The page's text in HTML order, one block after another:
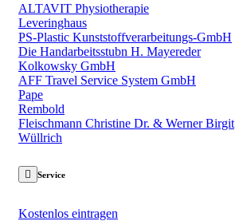
ALTAVIT Physiotherapie
Leveringhaus
PS-Plastic Kunststoffverarbeitungs-GmbH
Die Handarbeitsstubn H. Mayereder
Kolkowsky GmbH
AFF Travel Service System GmbH
Pape
Rembold
Fleischmann Christine Dr. & Werner Birgit
Wüllrich
Service
Kostenlos eintragen